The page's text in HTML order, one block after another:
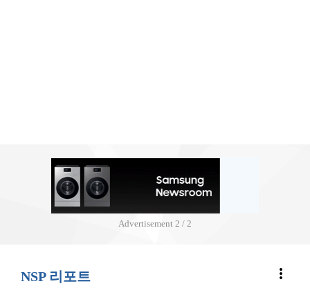
Advertisement 2 / 2
NSP 리포트 more_vert